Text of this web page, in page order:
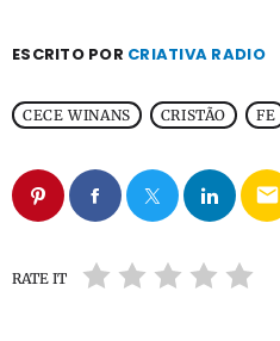
ESCRITO POR CRIATIVA RADIO
CECE WINANS CRISTÃO FE
email
RATE IT